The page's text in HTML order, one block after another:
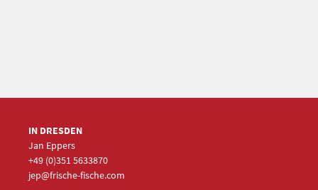
IN DRESDEN
Jan Eppers
+49 (0)3515633870
jep@frische-fische.com